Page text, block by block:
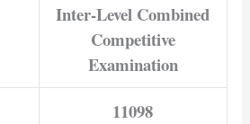
Inter-Level Combined
Competitive
Examination
11098